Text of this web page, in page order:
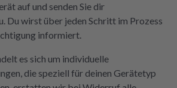
auf und senden Sie dir
Du wirst über jeden Schritt im Prozess
informiert.
es sich um individuelle
die speziell für deinen Gerätetyp